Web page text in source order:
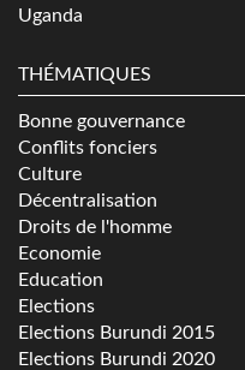
Uganda
THÉMATIQUES
Bonne gouvernance
Conflits fonciers
Culture
Décentralisation
Droits de l'homme
Economie
Education
Elections
Elections Burundi 2015
Elections Burundi 2020